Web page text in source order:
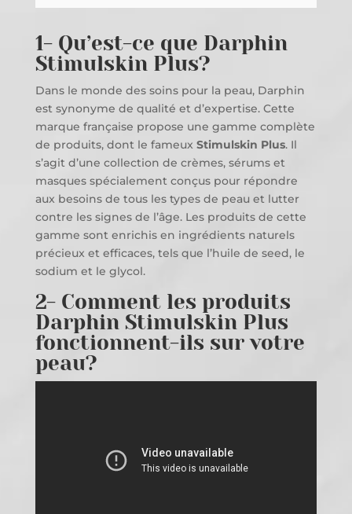
1- Qu’est-ce que Darphin
Stimulskin Plus?
Dans le monde des soins pour la peau, Darphin
est synonyme de qualité et d’expertise. Cette
marque française propose une gamme complète
de produits, dont le fameux Stimulskin Plus. Il
s’agit d’une collection de crèmes, sérums et
masques spécialement conçus pour répondre
aux besoins de tous les types de peau et lutter
contre les signes de l’âge. Les produits de cette
gamme sont enrichis en ingrédients naturels
précieux et efficaces, tels que l’huile de seed, le
sodium et le glycol.
2- Comment les produits
Darphin Stimulskin Plus
fonctionnent-ils sur votre
peau?